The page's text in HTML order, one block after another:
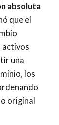
absoluta
que el
activos
una
los
original